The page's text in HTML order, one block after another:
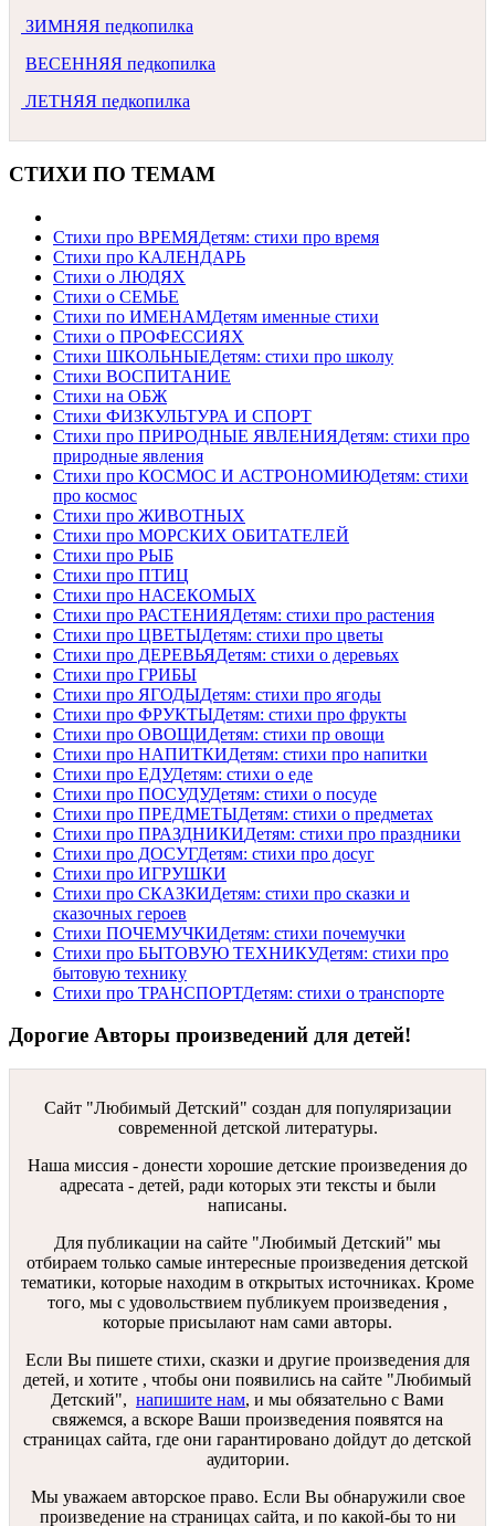
ЗИМНЯЯ педкопилка
ВЕСЕННЯЯ педкопилка
ЛЕТНЯЯ педкопилка
СТИХИ ПО ТЕМАМ
Стихи про ВРЕМЯДетям: стихи про время
Стихи про КАЛЕНДАРЬ
Стихи о ЛЮДЯХ
Стихи о СЕМЬЕ
Стихи по ИМЕНАМДетям именные стихи
Стихи о ПРОФЕССИЯХ
Стихи ШКОЛЬНЫЕДетям: стихи про школу
Стихи ВОСПИТАНИЕ
Стихи на ОБЖ
Стихи ФИЗКУЛЬТУРА И СПОРТ
Стихи про ПРИРОДНЫЕ ЯВЛЕНИЯДетям: стихи про
природные явления
Стихи про КОСМОС И АСТРОНОМИЮДетям: стихи
про космос
Стихи про ЖИВОТНЫХ
Стихи про МОРСКИХ ОБИТАТЕЛЕЙ
Стихи про РЫБ
Стихи про ПТИЦ
Стихи про НАСЕКОМЫХ
Стихи про РАСТЕНИЯДетям: стихи про растения
Стихи про ЦВЕТЫДетям: стихи про цветы
Стихи про ДЕРЕВЬЯДетям: стихи о деревьях
Стихи про ГРИБЫ
Стихи про ЯГОДЫДетям: стихи про ягоды
Стихи про ФРУКТЫДетям: стихи про фрукты
Стихи про ОВОЩИДетям: стихи пр овощи
Стихи про НАПИТКИДетям: стихи про напитки
Стихи про ЕДУДетям: стихи о еде
Стихи про ПОСУДУДетям: стихи о посуде
Стихи про ПРЕДМЕТЫДетям: стихи о предметах
Стихи про ПРАЗДНИКИДетям: стихи про праздники
Стихи про ДОСУГДетям: стихи про досуг
Стихи про ИГРУШКИ
Стихи про СКАЗКИДетям: стихи про сказки и
сказочных героев
Стихи ПОЧЕМУЧКИДетям: стихи почемучки
Стихи про БЫТОВУЮ ТЕХНИКУДетям: стихи про
бытовую технику
Стихи про ТРАНСПОРТДетям: стихи о транспорте
Дорогие Авторы произведений для детей!
Сайт "Любимый Детский" создан для популяризации
современной детской литературы.
Наша миссия - донести хорошие детские произведения до
адресата - детей, ради которых эти тексты и были
написаны.
Для публикации на сайте "Любимый Детский" мы
отбираем только самые интересные произведения детской
тематики, которые находим в открытых источниках. Кроме
того, мы с удовольствием публикуем произведения ,
которые присылают нам сами авторы.
Если Вы пишете стихи, сказки и другие произведения для
детей, и хотите , чтобы они появились на сайте "Любимый
Детский", напишите нам, и мы обязательно с Вами
свяжемся, а вскоре Ваши произведения появятся на
страницах сайта, где они гарантировано дойдут до детской
аудитории.
Мы уважаем авторское право. Если Вы обнаружили свое
произведение на страницах сайта, и по какой-бы то ни